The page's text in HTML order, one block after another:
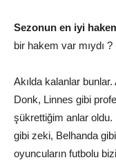
Sezonun en iyi
bir hakem var mıydı ?
Akılda kalanlar
Donk, Linnes gibi
şükrettiğim anlar
gibi zeki, Belhanda
oyuncuların futbolu